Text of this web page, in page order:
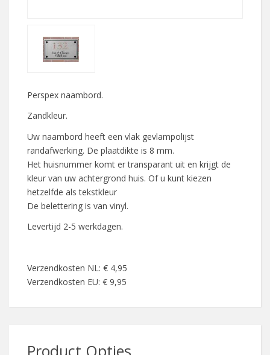
Perspex naambord.
Zandkleur.
Uw naambord heeft een vlak gevlampolijst
randafwerking. De plaatdikte is 8 mm.
Het huisnummer komt er transparant uit en krijgt de
kleur van uw achtergrond huis. Of u kunt kiezen
hetzelfde als tekstkleur
De belettering is van vinyl.
Levertijd 2-5 werkdagen.
Verzendkosten NL: € 4,95
Verzendkosten EU: € 9,95
Product Opties